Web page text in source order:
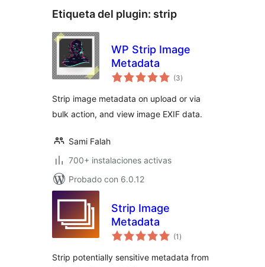
Etiqueta del plugin: strip
WP Strip Image
Metadata
(3total
de
)
Strip image metadata on upload or via
bulk action, and view image EXIF data.
Sami Falah
700+ instalaciones activas
Probado con 6.0.12
Strip Image
Metadata
(1 total
de
)
Strip potentially sensitive metadata from